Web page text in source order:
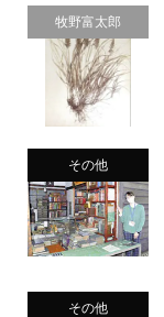
牧野富太郎
その他
その他